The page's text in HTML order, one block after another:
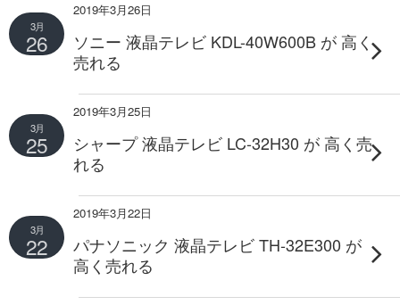
3月
26
2019年3月26日
ソニー 液晶テレビ KDL-40W600B が 高く
売れる
3月
25
2019年3月25日
シャープ 液晶テレビ LC-32H30 が 高く売
れる
3月
22
2019年3月22日
パナソニック 液晶テレビ TH-32E300 が
高く売れる